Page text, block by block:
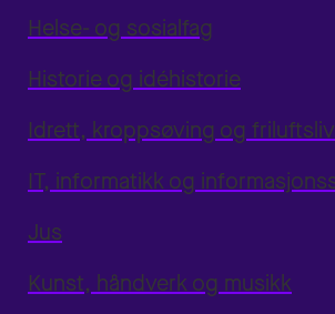
Helse- og sosialfag
Historie og idéhistorie
Idrett, kroppsøving og friluftsliv
IT, informatikk og
Jus
Kunst, håndverk og musikk